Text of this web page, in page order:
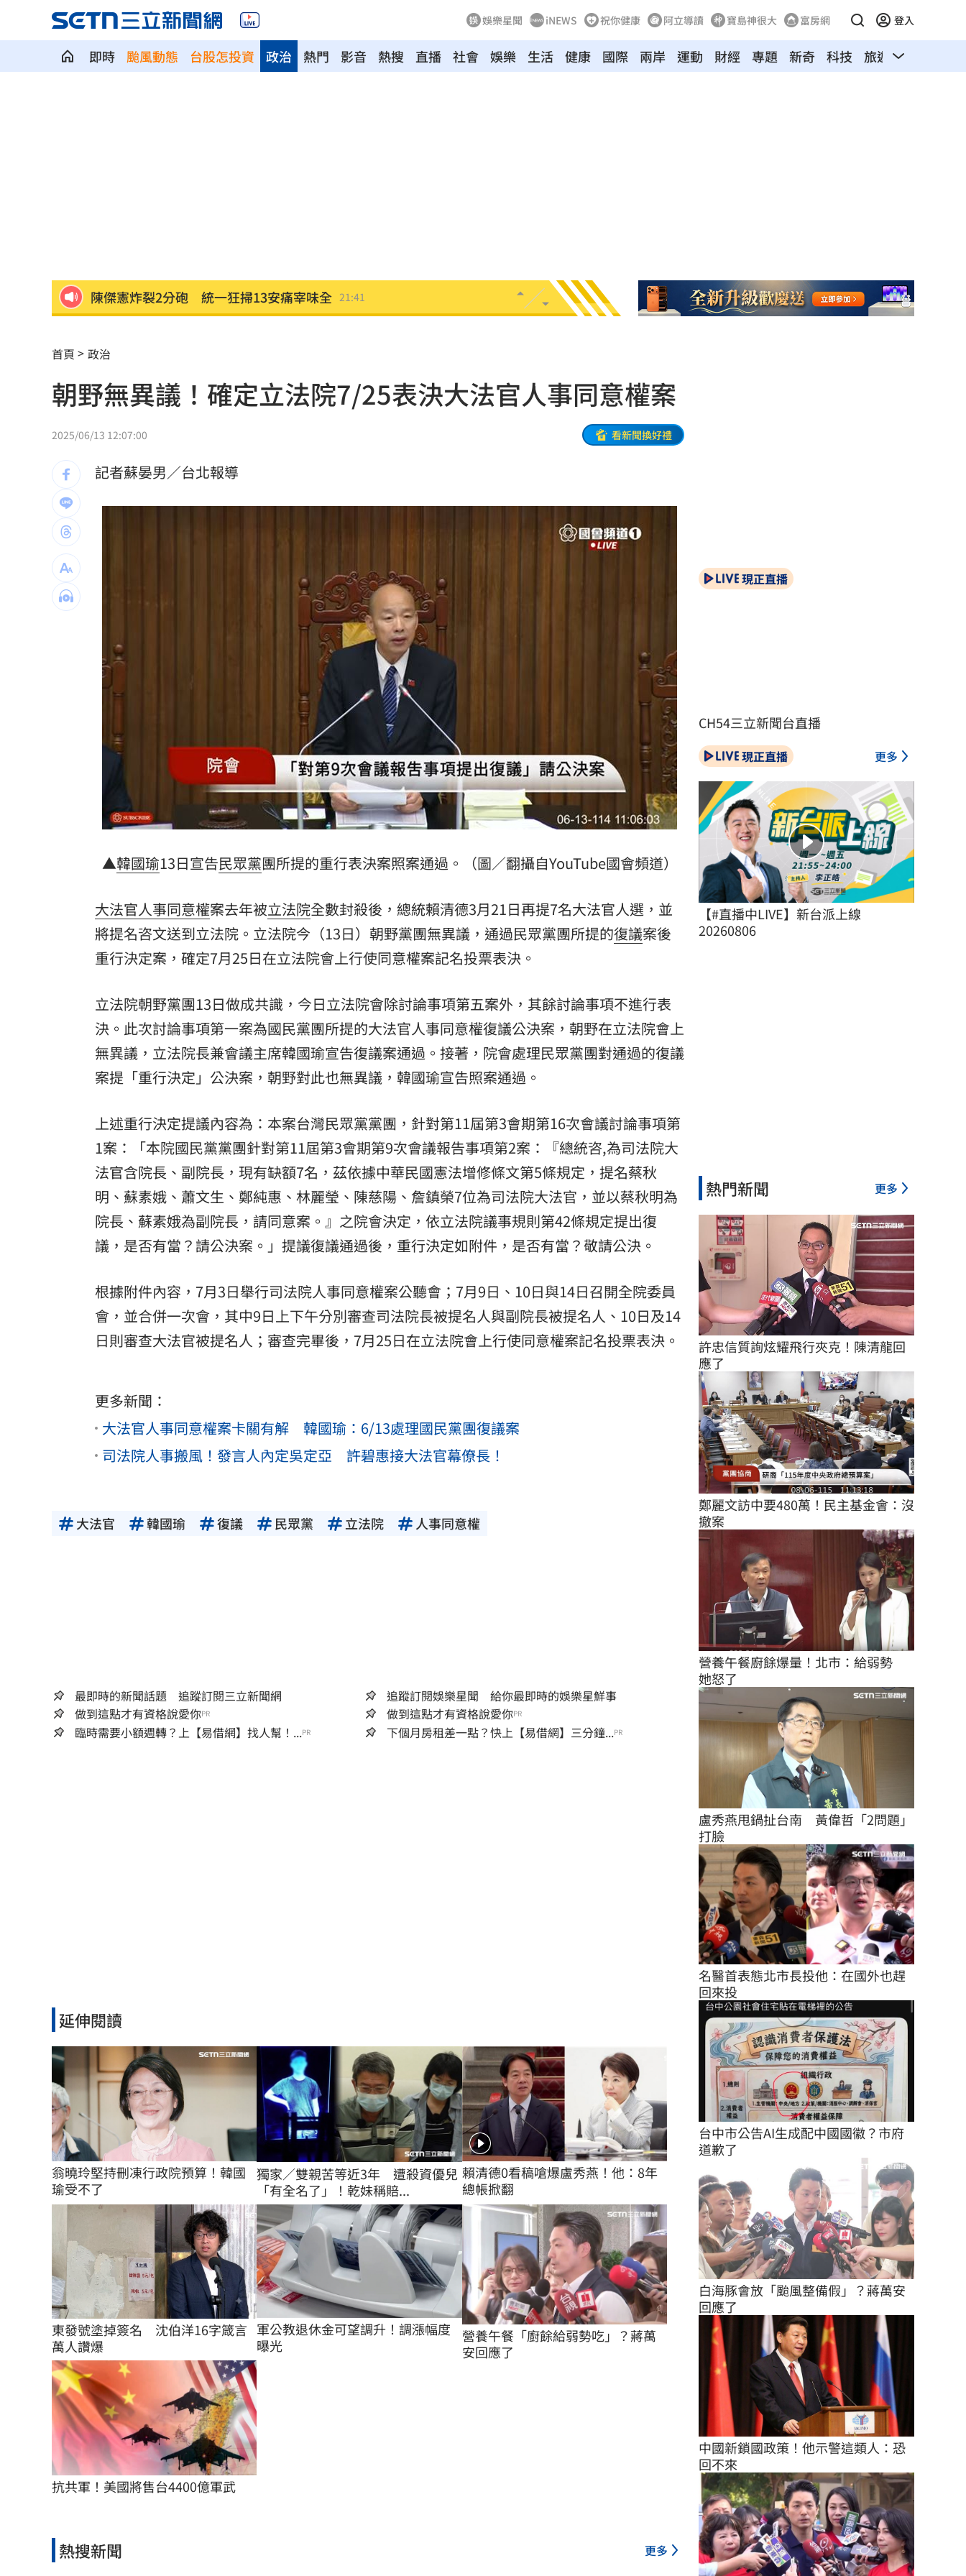
娛樂星聞 iNEWS 祝你健康 阿立導讀 寶島神很大 富房網 登入
即時 颱風動態 台股怎投資 熱門 影音 熱搜 直播
政治 社會 娛樂 生活 健康 國際 兩岸 運動 財經 專題 新奇 科技 旅遊 汽車
陳傑憲炸裂2分砲 統一狂掃13安痛宰味全 21:41
偷吃人妻挨告 小王反控她是時間管理大師
公車毒駕出事故？欣欣客運全員尿檢出爐！ 21:26
知名YouTuber命喪喬治亞 死因曝光
臉還要再動刀？王彩樺突爆：最後一次了
NCC無委員唱獨立空城計 iPhone 18照登台 21:10
詐慈濟10億！律師驚揭陳時中『根本先知』 21:10
650萬冊神話崩!《週刊少年Jump》跌破百萬 21:08
贓款換黃金藏豪宅 律師勾宗教世家關係曝 21:08
32歲女網購43億動漫周邊2000筆惡意棄單 21:05
台灣彩券開獎直播中 20:31
LIVE三立+24小時直播 15:27
三立iNEWS新聞台線上直播 18:00
理想混蛋號召粉絲跨海追星吃美食！ 18:15
首頁 政治
朝野無異議！確定立法院7/25表決大法官人事同意權案
2025/06/13 12:07:00 看新聞換好禮
記者蘇晏男／台北報導
▲韓國瑜13日宣告民眾黨團所提的重行表決案照案通過。（圖／翻攝自YouTube國會頻道）
大法官人事同意權案去年被立法院全數封殺後，總統賴清德3月21日再提7名大法官人選，並
將提名咨文送到立法院。立法院今（13日）朝野黨團無異議，通過民眾黨團所提的復議案後
重行決定案，確定7月25日在立法院會上行使同意權案記名投票表決。
立法院朝野黨團13日做成共識，今日立法院會除討論事項第五案外，其餘討論事項不進行表
決。此次討論事項第一案為國民黨團所提的大法官人事同意權復議公決案，朝野在立法院會上
無異議，立法院長兼會議主席韓國瑜宣告復議案通過。接著，院會處理民眾黨團對通過的復議
案提「重行決定」公決案，朝野對此也無異議，韓國瑜宣告照案通過。
上述重行決定提議內容為：本案台灣民眾黨黨團，針對第11屆第3會期第16次會議討論事項第
1案：「本院國民黨黨團針對第11屆第3會期第9次會議報告事項第2案：『總統咨,為司法院大
法官含院長、副院長，現有缺額7名，茲依據中華民國憲法增修條文第5條規定，提名蔡秋
明、蘇素娥、蕭文生、鄭純惠、林麗瑩、陳慈陽、詹鎮榮7位為司法院大法官，並以蔡秋明為
院長、蘇素娥為副院長，請同意案。』之院會決定，依立法院議事規則第42條規定提出復
議，是否有當？請公決案。」提議復議通過後，重行決定如附件，是否有當？敬請公決。
根據附件內容，7月3日舉行司法院人事同意權案公聽會；7月9日、10日與14日召開全院委員
會，並合併一次會，其中9日上下午分別審查司法院長被提名人與副院長被提名人、10日及14
日則審查大法官被提名人；審查完畢後，7月25日在立法院會上行使同意權案記名投票表決。
更多新聞：
大法官人事同意權案卡關有解 韓國瑜：6/13處理國民黨團復議案
司法院人事搬風！發言人內定吳定亞 許碧惠接大法官幕僚長！
大法官 韓國瑜 復議 民眾黨 立法院 人事同意權
最即時的新聞話題 追蹤訂閱三立新聞網
追蹤訂閱娛樂星聞 給你最即時的娛樂星鮮事
做到這點才有資格說愛你PR 做到這點才有資格說愛你PR
臨時需要小額週轉？上【易借網】找人幫！...PR 下個月房租差一點？快上【易借網】三分鐘...PR
延伸閱讀
翁曉玲堅持刪凍行政院預算！韓國
瑜受不了
獨家／雙親苦等近3年 遭殺資優兒
「有全名了」！乾妹稱賠...
賴清德0看稿嗆爆盧秀燕！他：8年
總帳掀翻
東發號塗掉簽名　沈伯洋16字箴言
萬人讚爆
軍公教退休金可望調升！調漲幅度
曝光
營養午餐「廚餘給弱勢吃」？蔣萬
安回應了
抗共軍！美國將售台4400億軍武
熱搜新聞 更多
現正直播
CH54三立新聞台直播
現正直播 更多
【#直播中LIVE】新台派上線
20260806
熱門新聞 更多
許忠信質詢炫耀飛行夾克！陳清龍回
應了
鄭麗文訪中要480萬！民主基金會：沒
撤案
營養午餐廚餘爆量！北市：給弱勢
她怒了
盧秀燕甩鍋扯台南　黃偉哲「2問題」
打臉
名醫首表態北市長投他：在國外也趕
回來投
台中市公告AI生成配中國國徽？市府
道歉了
白海豚會放「颱風整備假」？蔣萬安
回應了
中國新鎖國政策！他示警這類人：恐
回不來